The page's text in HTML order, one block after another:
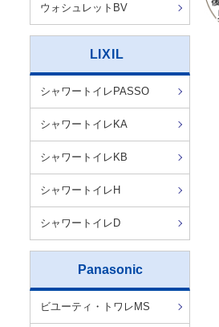
ウォシュレットBV
LIXIL
シャワートイレPASSO
シャワートイレKA
シャワートイレKB
シャワートイレH
シャワートイレD
Panasonic
ビユーティ・トワレMS